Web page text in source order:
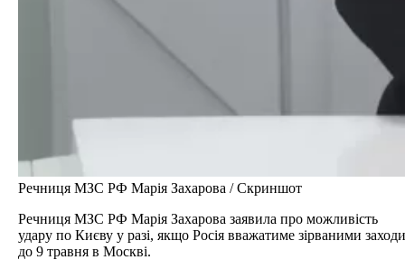
Речниця МЗС РФ Марія Захарова / Скриншот
Речниця МЗС РФ Марія Захарова заявила про можливість
удару по Києву у разі, якщо Росія вважатиме зірваними заходи
до 9 травня в Москві.